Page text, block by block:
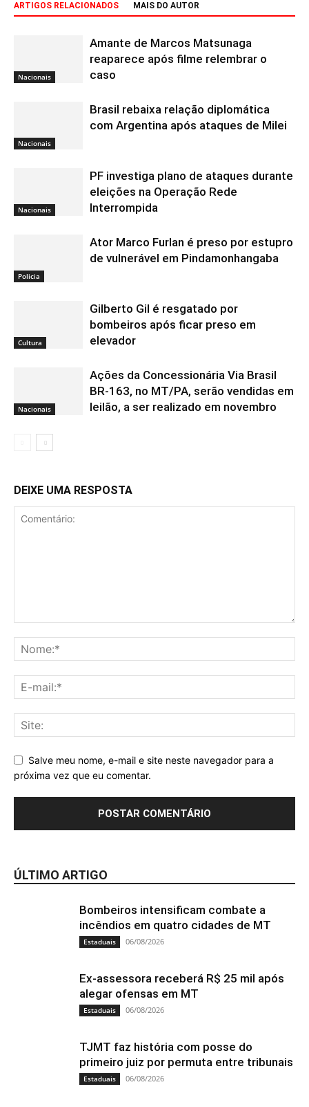
ARTIGOS RELACIONADOS MAIS DO AUTOR
Nacionais
Amante de Marcos Matsunaga
reaparece após filme relembrar o
caso
Nacionais
Brasil rebaixa relação diplomática
com Argentina após ataques de Milei
Nacionais
PF investiga plano de ataques durante
eleições na Operação Rede
Interrompida
Policia
Ator Marco Furlan é preso por estupro
de vulnerável em Pindamonhangaba
Cultura
Gilberto Gil é resgatado por
bombeiros após ficar preso em
elevador
Nacionais
Ações da Concessionária Via Brasil
BR-163, no MT/PA, serão vendidas em
leilão, a ser realizado em novembro
DEIXE UMA RESPOSTA
Salve meu nome, e-mail e site neste navegador para a
próxima vez que eu comentar.
ÚLTIMO ARTIGO
Bombeiros intensificam combate a
incêndios em quatro cidades de MT
Estaduais 06/08/2026
Ex-assessora receberá R$ 25 mil após
alegar ofensas em MT
Estaduais 06/08/2026
TJMT faz história com posse do
primeiro juiz por permuta entre tribunais
Estaduais 06/08/2026